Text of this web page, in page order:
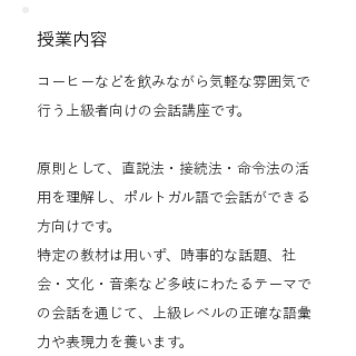
授業内容
コーヒーなどを飲みながら気軽な雰囲気で
行う上級者向けの会話講座です。
原則として、直説法・接続法・命令法の活
用を理解し、ポルトガル語で会話ができる
方向けです。
特定の教材は用いず、時事的な話題、社
会・文化・音楽など多岐にわたるテーマで
の会話を通じて、上級レベルの正確な語彙
力や表現力を養います。